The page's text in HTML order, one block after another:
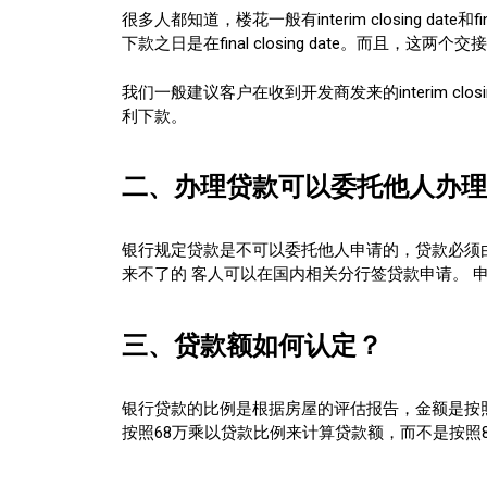
很多人都知道，楼花一般有interim closing date和
下款之日是在final closing date。而且，这两个交
我们一般建议客户在收到开发商发来的interim
利下款。
二、办理贷款可以委托他人办
银行规定贷款是不可以委托他人申请的，贷款必
来不了的 客人可以在国内相关分行签贷款申请。
三、贷款额如何认定？
银行贷款的比例是根据房屋的评估报告，金额是
按照68万乘以贷款比例来计算贷款额，而不是按